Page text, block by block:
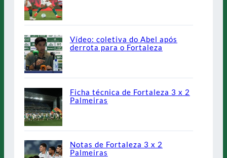
Vídeo: coletiva do Abel após
derrota para o Fortaleza
Ficha técnica de Fortaleza 3 x 2
Palmeiras
Notas de Fortaleza 3 x 2
Palmeiras